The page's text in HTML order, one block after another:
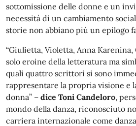
sottomissione delle donne e un
necessità di un cambiamento
storie non abbiano più un epilogo
“Giulietta, Violetta, Anna Karenina,
solo eroine della letteratura ma
quali quattro scrittori si sono
rappresentare la propria visione e
donna” – dice Toni Candeloro,
mondo della danza, riconosciuto
carriera internazionale come